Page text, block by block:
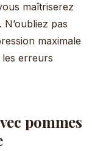
maîtriserez
N’oubliez pas
maximale
erreurs
pommes